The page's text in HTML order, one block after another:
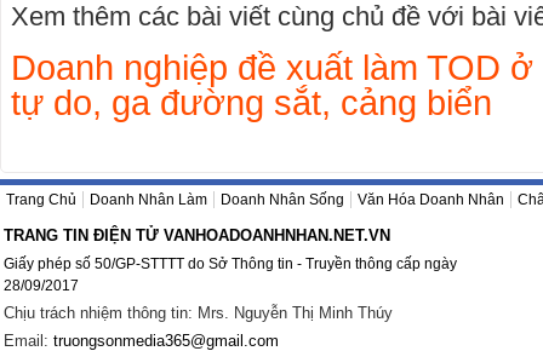
Xem thêm các bài viết cùng chủ đề với bài
Doanh nghiệp đề xuất làm TOD
tự do, ga đường sắt, cảng biển
Trang Chủ Doanh Nhân Làm Doanh Nhân Sống Văn Hóa Doanh Nhân
TRANG TIN ĐIỆN TỬ VANHOADOANHNHAN.NET.VN
Giấy phép số 50/GP-STTTT do Sở Thông tin - Truyền thông cấp ngày
28/09/2017
Chịu trách nhiệm thông tin: Mrs. Nguyễn Thị Minh Thúy
Email: truongsonmedia365@gmail.com